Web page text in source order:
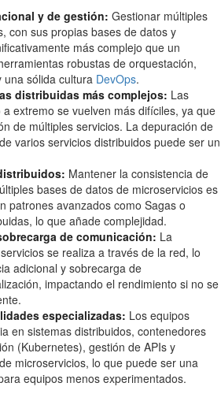
y de gestión: Gestionar múltiples
con sus propias bases de datos y
más complejo que un
robustas de orquestación,
sólida cultura DevOps.
distribuidas más complejos: Las
extremo se vuelven más difíciles, ya que
de múltiples servicios. La depuración de
varios servicios distribuidos puede ser un
Mantener la consistencia de
bases de datos de microservicios es
patrones avanzados como Sagas o
lo que añade complejidad.
de comunicación: La
se realiza a través de la red, lo
adicional y sobrecarga de
impactando el rendimiento si no se
especializadas: Los equipos
en sistemas distribuidos, contenedores
(Kubernetes), gestión de APIs y
microservicios, lo que puede ser una
equipos menos experimentados.